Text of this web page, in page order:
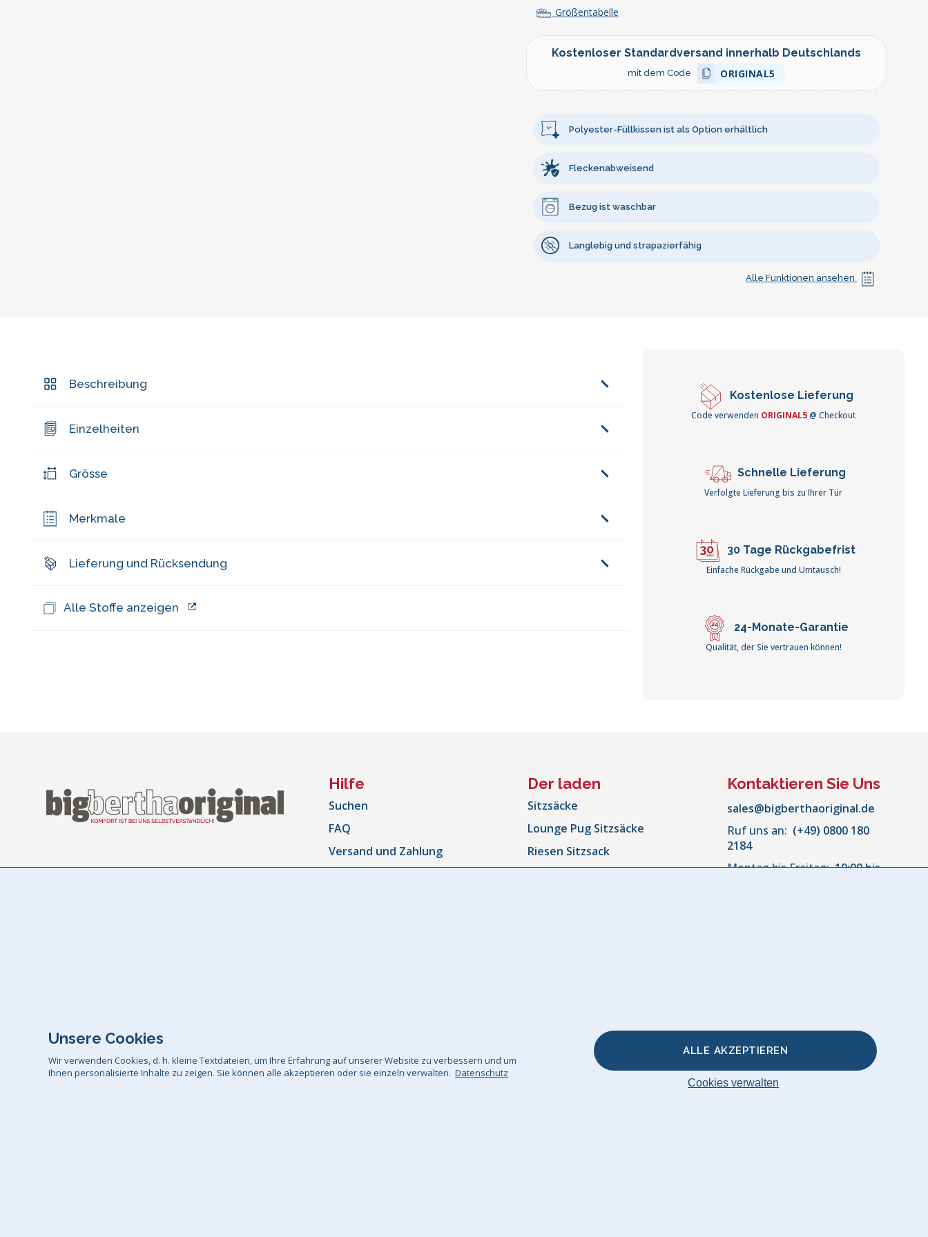
Größentabelle
Kostenloser Standardversand innerhalb Deutschlands
mit dem Code ORIGINAL5
Polyester-Füllkissen ist als Option erhältlich
Fleckenabweisend
Bezug ist waschbar
Langlebig und strapazierfähig
Alle Funktionen ansehen
Beschreibung
Einzelheiten
Grösse
Merkmale
Lieferung und Rücksendung
Alle Stoffe anzeigen
Kostenlose Lieferung
Code verwenden ORIGINAL5@ Checkout
Schnelle Lieferung
Verfolgte Lieferung bis zu Ihrer Tür
30 Tage Rückgabefrist
Einfache Rückgabe und Umtausch!
24-Monate-Garantie
Qualität, der Sie vertrauen können!
Hilfe
Suchen
FAQ
Versand und Zahlung
Der laden
Sitzsäcke
Lounge Pug Sitzsäcke
Riesen Sitzsack
Kontaktieren Sie Uns
sales@bigberthaoriginal.de
Ruf uns an: (+49) 0800 180
2184
Montag bis Freitag:10:00 bis
Unsere Cookies
Wir verwenden Cookies, d. h. kleine Textdateien, um Ihre Erfahrung auf unserer Website zu verbessern und um
Ihnen personalisierte Inhalte zu zeigen. Sie können alle akzeptieren oder sie einzeln verwalten. Datenschutz
ALLE AKZEPTIEREN
Cookies verwalten